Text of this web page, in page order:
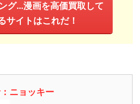
グ…漫画を高価買取して
サイトはこれだ！
ニョッキー